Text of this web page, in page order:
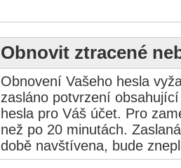
Obnovit ztracené
Obnovení Vašeho hesla
zasláno potvrzení
hesla pro Váš účet. Pro
než po 20 minutách.
době navštívena, bude